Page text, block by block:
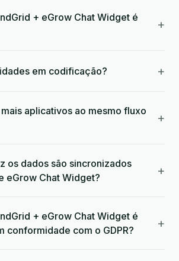
+ eGrow Chat Widget é
+
em codificação? +
aplicativos ao mesmo fluxo
+
os dados são sincronizados
eGrow Chat Widget?
+
+ eGrow Chat Widget é
conformidade com o GDPR?
+